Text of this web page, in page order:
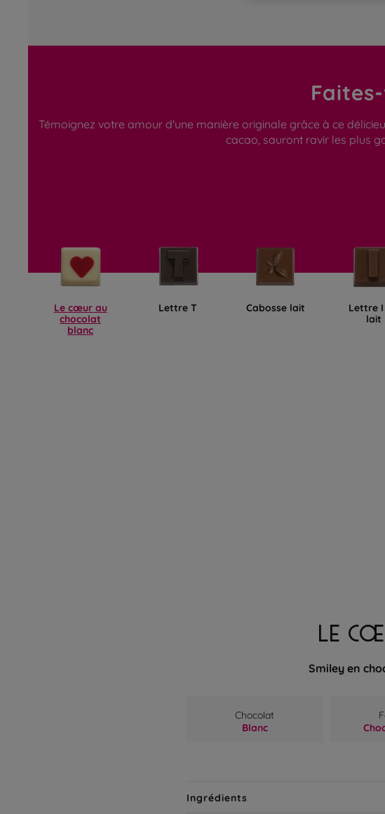
Témoignez votre amour d'une manière originale grâce à ce
cacao, sauront ravir les plus
Le cœur au
chocolat
blanc
Lettre T Cabosse lait Lettre
lait
LE
Smiley en
Chocolat
Blanc
Ingrédients